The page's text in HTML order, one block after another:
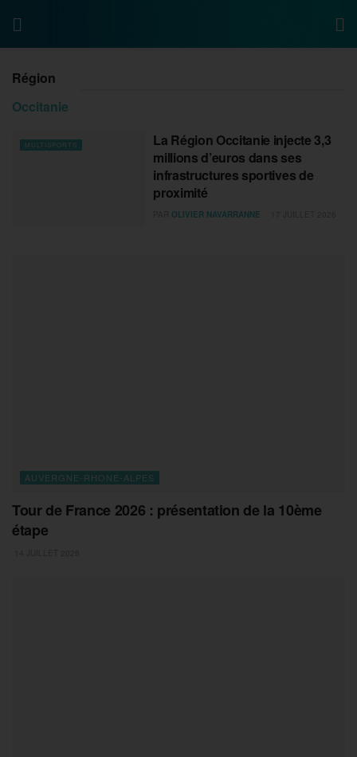
Région
Occitanie
MULTISPORTS
La Région Occitanie injecte 3,3
millions d’euros dans ses
infrastructures sportives de
proximité
OLIVIER NAVARRANNE
AUVERGNE-RHONE-ALPES
Tour de France 2026 : présentation de la 10ème
étape